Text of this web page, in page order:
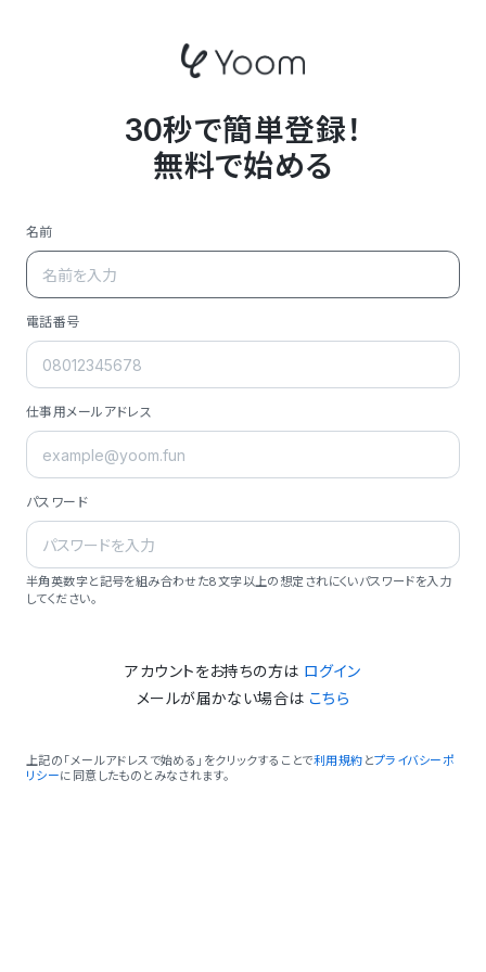
30秒で簡単登録！
無料で始める
名前
電話番号
仕事用メールアドレス
パスワード
半角英数字と記号を組み合わせた8文字以上の想定されにくいパスワードを入力
してください。
アカウントをお持ちの方は ログイン
メールが届かない場合は こちら
上記の「メールアドレスで始める」をクリックすることで利用規約 とプライバシーポ
リシーに同意したものとみなされます。